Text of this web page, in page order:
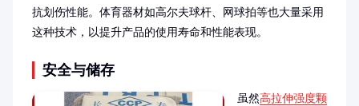
抗划伤性能。体育器材如高尔夫球杆、网球拍等也大量采用
这种技术，以提升产品的使用寿命和性能表现。
安全与储存
虽然高拉伸强度颗